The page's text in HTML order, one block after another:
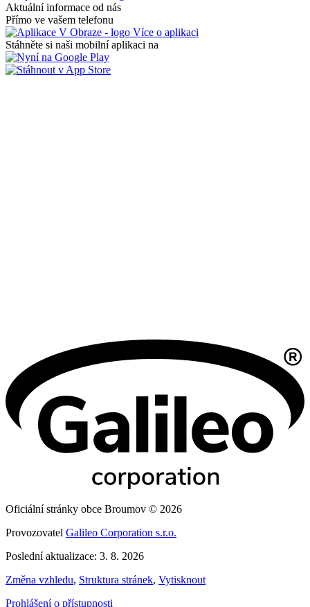
Aktuální informace od nás
Přímo ve vašem telefonu
Více o aplikaci
Stáhněte si naši mobilní aplikaci na
Oficiální stránky obce Broumov © 2026
Provozovatel Galileo Corporation s.r.o.
Poslední aktualizace: 3. 8. 2026
Změna vzhledu, Struktura stránek, Vytisknout
Prohlášení o přístupnosti